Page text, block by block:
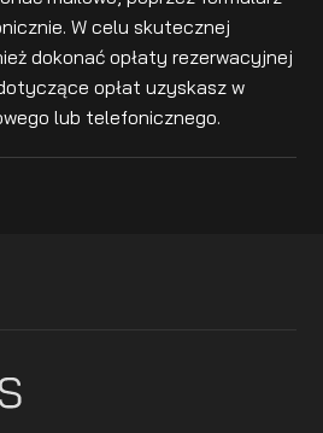
W celu skutecznej
dokonać opłaty rezerwacyjnej
opłat uzyskasz w
lub telefonicznego.